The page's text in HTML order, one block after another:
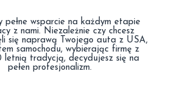
pełne wsparcie na każdym etapie
z nami. Niezależnie czy chcesz
się naprawą Twojego auta z USA,
samochodu, wybierając firmę z
letnią tradycją, decydujesz się na
pełen profesjonalizm.